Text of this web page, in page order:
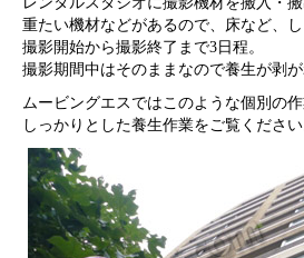
重たい機材などがあるので、床など、
撮影開始から撮影終了まで3日程。
撮影期間中はそのままなので養生が剥
ムービングエスではこのような個別の作
しっかりとした養生作業をご覧ください